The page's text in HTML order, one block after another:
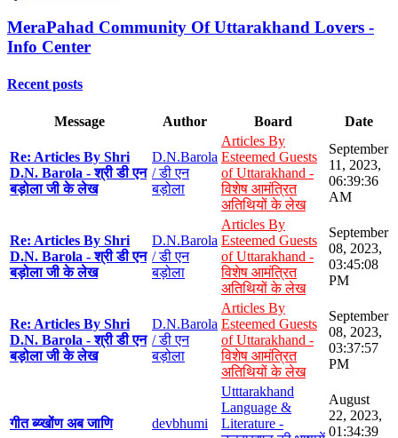
MeraPahad Community Of Uttarakhand Lovers -
Info Center
Recent posts
Message Author Board Date
Re: Articles By Shri
D.N. Barola - श्री डी एन
बड़ोला जी के लेख
D.N.Barola
/ डी एन
बड़ोला
Articles By
Esteemed Guests
of Uttarakhand -
विशेष आमंत्रित
अतिथियों के लेख
September
11, 2023,
06:39:36
AM
Re: Articles By Shri
D.N. Barola - श्री डी एन
बड़ोला जी के लेख
D.N.Barola
/ डी एन
बड़ोला
Articles By
Esteemed Guests
of Uttarakhand -
विशेष आमंत्रित
अतिथियों के लेख
September
08, 2023,
03:45:08
PM
Re: Articles By Shri
D.N. Barola - श्री डी एन
बड़ोला जी के लेख
D.N.Barola
/ डी एन
बड़ोला
Articles By
Esteemed Guests
of Uttarakhand -
विशेष आमंत्रित
अतिथियों के लेख
September
08, 2023,
03:37:57
PM
गीत ब्य्खोंण अब जाणि devbhumi
Utttarakhand
Language &
Literature -
August
22, 2023,
01:34:39